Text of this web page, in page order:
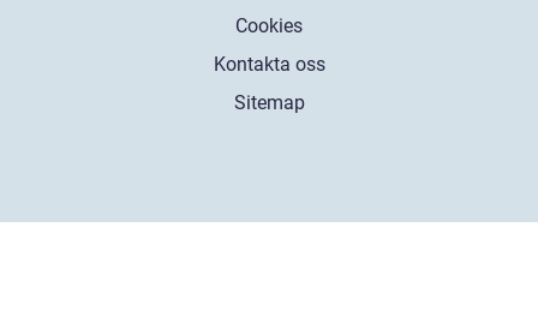
Cookies
Kontakta oss
Sitemap